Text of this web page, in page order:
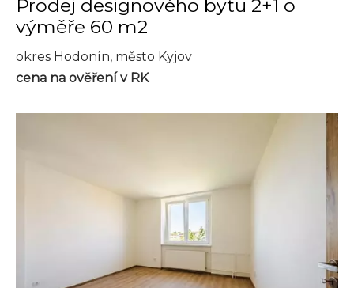
Prodej designového bytu 2+1 o
výměře 60 m2
okres Hodonín, město Kyjov
cena na ověření v RK